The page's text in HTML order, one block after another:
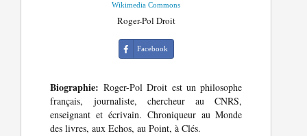
Wikimedia Commons
Roger-Pol Droit
Facebook
Biographie: Roger-Pol Droit est un philosophe
français, journaliste, chercheur au CNRS,
enseignant et écrivain. Chroniqueur au Monde
des livres, aux Echos, au Point, à Clés.